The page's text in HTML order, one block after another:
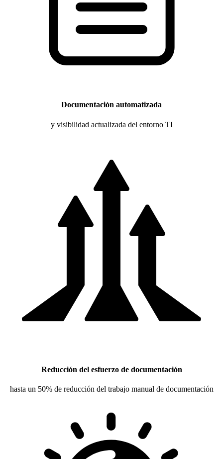
Documentación automatizada
y visibilidad actualizada del entorno TI
Reducción del esfuerzo de documentación
hasta un 50% de reducción del trabajo manual de documentación